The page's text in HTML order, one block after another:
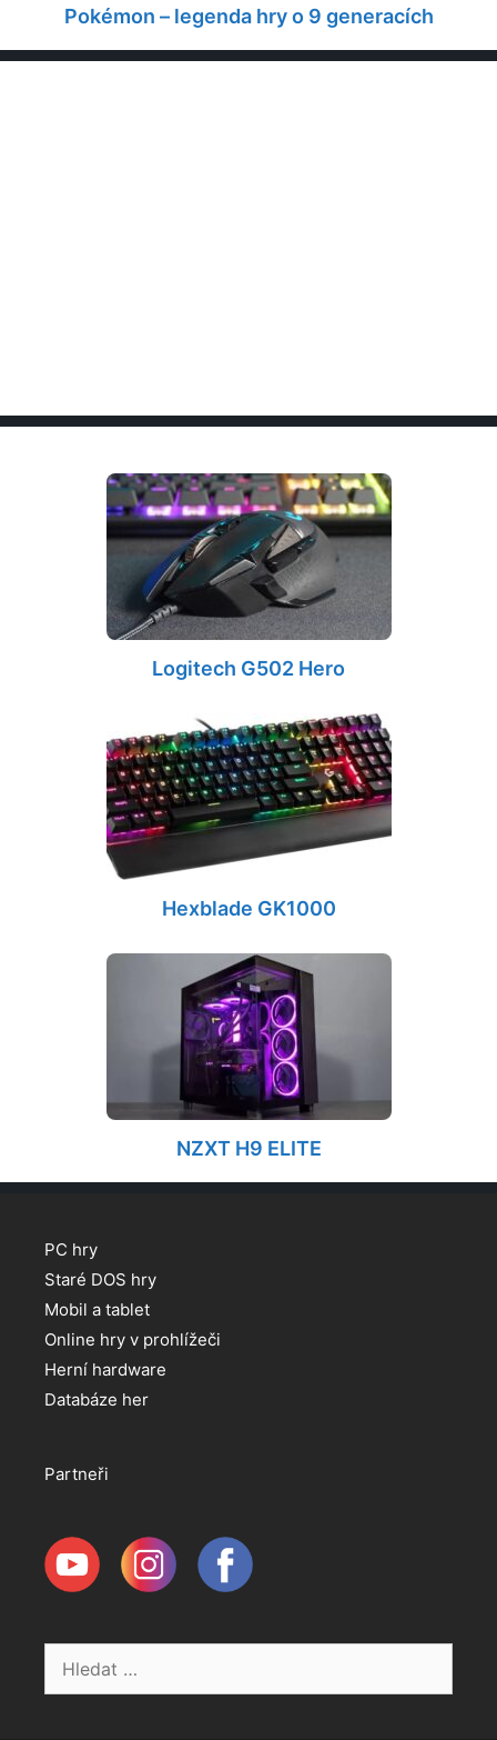
Pokémon – legenda hry o 9 generacích
Logitech G502 Hero
Hexblade GK1000
NZXT H9 ELITE
PC hry
Staré DOS hry
Mobil a tablet
Online hry v prohlížeči
Herní hardware
Databáze her
Partneři